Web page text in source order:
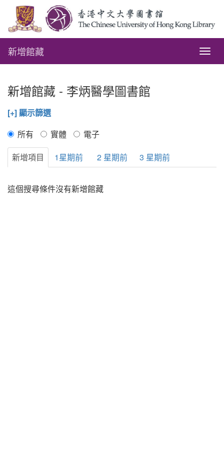
新增館藏
新增館藏 - 李炳醫學圖書館
[+] 顯示篩選
所有
實體
電子
新增項目
1星期前 2 星期前 3 星期前
這個搜尋條件沒有新增館藏